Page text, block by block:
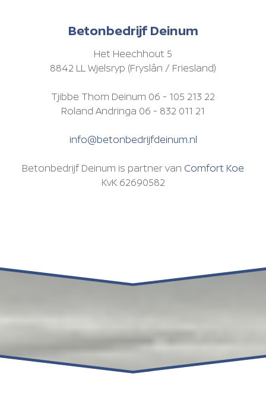
Betonbedrijf Deinum
Het Heechhout 5
8842 LL Wjelsryp (Fryslân / Friesland)
Tjibbe Thom Deinum 06 - 105 213 22
Roland Andringa 06 - 832 011 21
info@betonbedrijfdeinum.nl
Betonbedrijf Deinum is partner van Comfort Koe
KvK 62690582